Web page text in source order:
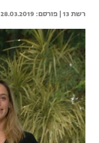
רשת 13 | 28.03.2019